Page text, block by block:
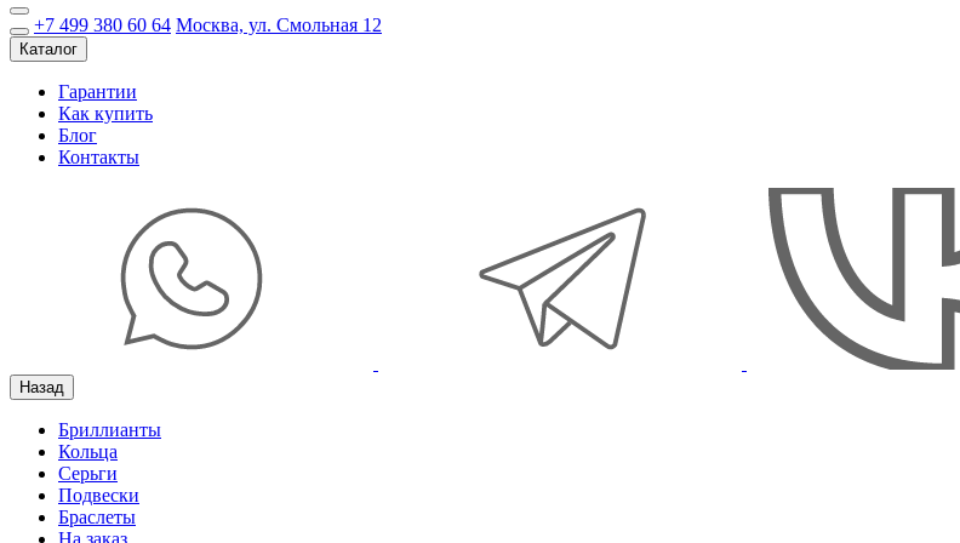
+7 499 380 60 64 Москва, ул. Смольная 12
Каталог
Гарантии
Как купить
Блог
Контакты
Назад
Бриллианты
Кольца
Серьги
Подвески
Браслеты
На заказ